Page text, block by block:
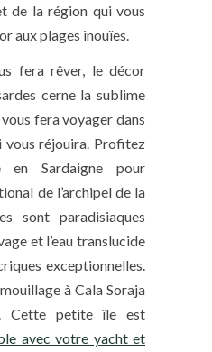
de la région qui vous
aux plages inouïes.
fera rêver, le décor
cerne la sublime
fera voyager dans
vous réjouira. Profitez
en Sardaigne pour
de l’archipel de la
sont paradisiaques
et l’eau translucide
exceptionnelles.
à Cala Soraja
Cette petite île est
avec votre yacht et